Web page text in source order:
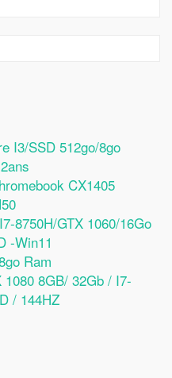
I3/SSD 512go/8go
CX1405
8750H/GTX 1060/16Go
-Win11
Ram
8GB/ 32Gb / I7-
/ 144HZ